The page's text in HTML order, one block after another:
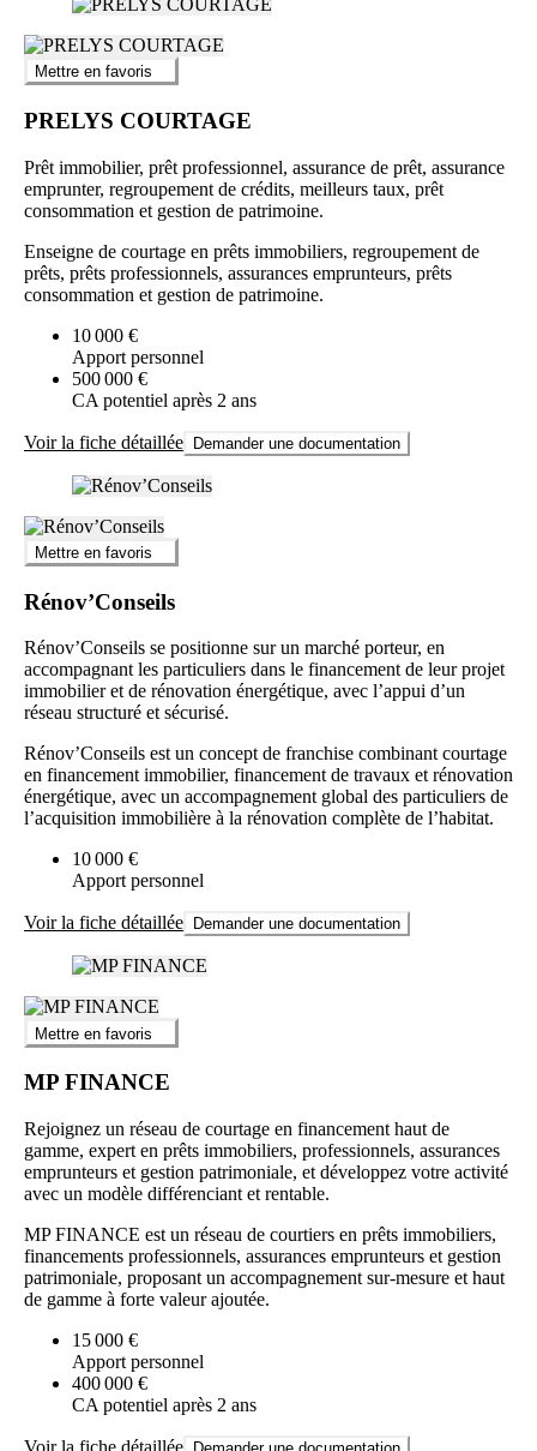
Mettre en favoris
PRELYS COURTAGE
Prêt immobilier, prêt professionnel, assurance de prêt, assurance
emprunter, regroupement de crédits, meilleurs taux, prêt
consommation et gestion de patrimoine.
Enseigne de courtage en prêts immobiliers, regroupement de
prêts, prêts professionnels, assurances emprunteurs, prêts
consommation et gestion de patrimoine.
10 000 €
Apport personnel
500 000 €
CA potentiel après 2 ans
Voir la fiche détaillée Demander une documentation
Mettre en favoris
Rénov’Conseils
Rénov’Conseils se positionne sur un marché porteur, en
accompagnant les particuliers dans le financement de leur projet
immobilier et de rénovation énergétique, avec l’appui d’un
réseau structuré et sécurisé.
Rénov’Conseils est un concept de franchise combinant courtage
en financement immobilier, financement de travaux et rénovation
énergétique, avec un accompagnement global des particuliers de
l’acquisition immobilière à la rénovation complète de l’habitat.
10 000 €
Apport personnel
Voir la fiche détaillée Demander une documentation
Mettre en favoris
MP FINANCE
Rejoignez un réseau de courtage en financement haut de
gamme, expert en prêts immobiliers, professionnels, assurances
emprunteurs et gestion patrimoniale, et développez votre activité
avec un modèle différenciant et rentable.
MP FINANCE est un réseau de courtiers en prêts immobiliers,
financements professionnels, assurances emprunteurs et gestion
patrimoniale, proposant un accompagnement sur-mesure et haut
de gamme à forte valeur ajoutée.
15 000 €
Apport personnel
400 000 €
CA potentiel après 2 ans